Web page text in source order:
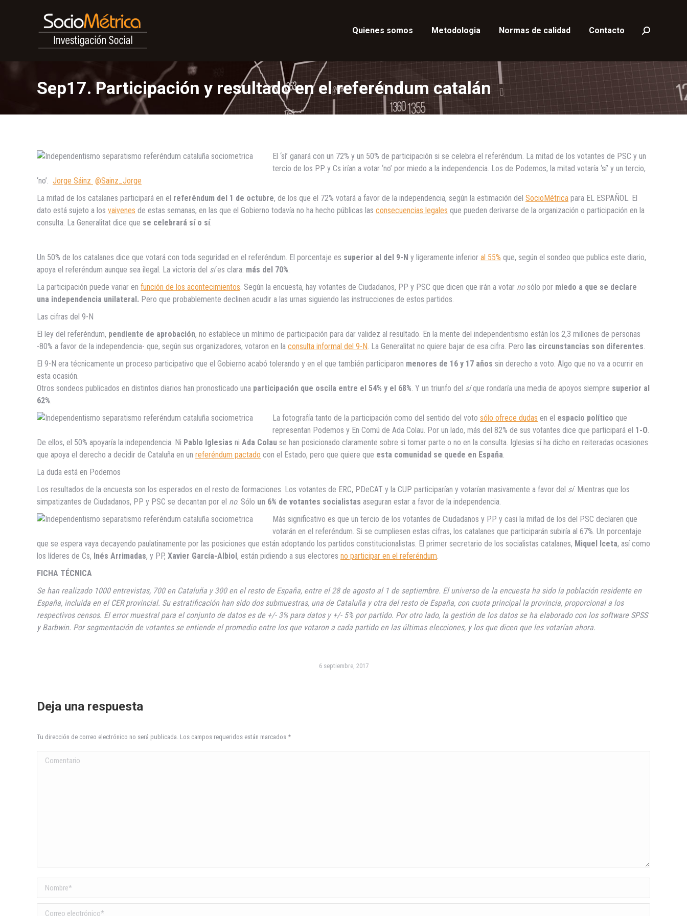
Quienes somos Metodologia Normas de calidad Contacto Buscar:
Sep17. Participación y resultado en el referéndum catalán
El ‘sí’ ganará con un 72% y un 50% de participación si se celebra el referéndum. La mitad de los votantes de PSC y un
tercio de los PP y Cs irían a votar ‘no’ por miedo a la independencia. Los de Podemos, la mitad votaría ‘sí’ y un tercio,
‘no’. Jorge Sáinz @Sainz_Jorge
La mitad de los catalanes participará en el referéndum del 1 de octubre, de los que el 72% votará a favor de la independencia, según la estimación del SocioMétrica para EL ESPAÑOL. El
dato está sujeto a los vaivenes de estas semanas, en las que el Gobierno todavía no ha hecho públicas las consecuencias legales que pueden derivarse de la organización o participación en la
consulta. La Generalitat dice que se celebrará sí o sí.
Un 50% de los catalanes dice que votará con toda seguridad en el referéndum. El porcentaje es superior al del 9-N y ligeramente inferior al 55% que, según el sondeo que publica este diario,
apoya el referéndum aunque sea ilegal. La victoria del síes clara: más del 70%.
La participación puede variar en función de los acontecimientos. Según la encuesta, hay votantes de Ciudadanos, PP y PSC que dicen que irán a votar nosólo por miedo a que se declare
una independencia unilateral. Pero que probablemente declinen acudir a las urnas siguiendo las instrucciones de estos partidos.
Las cifras del 9-N
El ley del referéndum, pendiente de aprobación, no establece un mínimo de participación para dar validez al resultado. En la mente del independentismo están los 2,3 millones de personas
-80% a favor de la independencia- que, según sus organizadores, votaron en la consulta informal del 9-N. La Generalitat no quiere bajar de esa cifra. Pero las circunstancias son diferentes.
El 9-N era técnicamente un proceso participativo que el Gobierno acabó tolerando y en el que también participaron menores de 16 y 17 años sin derecho a voto. Algo que no va a ocurrir en
esta ocasión.
Otros sondeos publicados en distintos diarios han pronosticado una participación que oscila entre el 54% y el 68%. Y un triunfo del síque rondaría una media de apoyos siempre superior al
62%.
La fotografía tanto de la participación como del sentido del voto sólo ofrece dudas en el espacio político que
representan Podemos y En Comú de Ada Colau. Por un lado, más del 82% de sus votantes dice que participará el 1-O.
De ellos, el 50% apoyaría la independencia. Ni Pablo Iglesias ni Ada Colau se han posicionado claramente sobre si tomar parte o no en la consulta. Iglesias sí ha dicho en reiteradas ocasiones
que apoya el derecho a decidir de Cataluña en un referéndum pactado con el Estado, pero que quiere que esta comunidad se quede en España.
La duda está en Podemos
Los resultados de la encuesta son los esperados en el resto de formaciones. Los votantes de ERC, PDeCAT y la CUP participarían y votarían masivamente a favor del sí. Mientras que los
simpatizantes de Ciudadanos, PP y PSC se decantan por el no. Sólo un 6% de votantes socialistas aseguran estar a favor de la independencia.
Más significativo es que un tercio de los votantes de Ciudadanos y PP y casi la mitad de los del PSC declaren que
votarán en el referéndum. Si se cumpliesen estas cifras, los catalanes que participarán subiría al 67%. Un porcentaje
que se espera vaya decayendo paulatinamente por las posiciones que están adoptando los partidos constitucionalistas. El primer secretario de los socialistas catalanes, Miquel Iceta, así como
los líderes de Cs, Inés Arrimadas, y PP, Xavier García-Albiol, están pidiendo a sus electores no participar en el referéndum.
FICHA TÉCNICA
Se han realizado 1000 entrevistas, 700 en Cataluña y 300 en el resto de España, entre el 28 de agosto al 1 de septiembre. El universo de la encuesta ha sido la población residente en
España, incluida en el CER provincial. Su estratificación han sido dos submuestras, una de Cataluña y otra del resto de España, con cuota principal la provincia, proporcional a los
respectivos censos. El error muestral para el conjunto de datos es de +/- 3% para datos y +/- 5% por partido. Por otro lado, la gestión de los datos se ha elaborado con los software SPSS
y Barbwin. Por segmentación de votantes se entiende el promedio entre los que votaron a cada partido en las últimas elecciones, y los que dicen que les votarían ahora.
6 septiembre, 2017
Deja una respuesta
Tu dirección de correo electrónico no será publicada. Los campos requeridos están marcados *
Comentario
Nombre *
Correo electrónico *